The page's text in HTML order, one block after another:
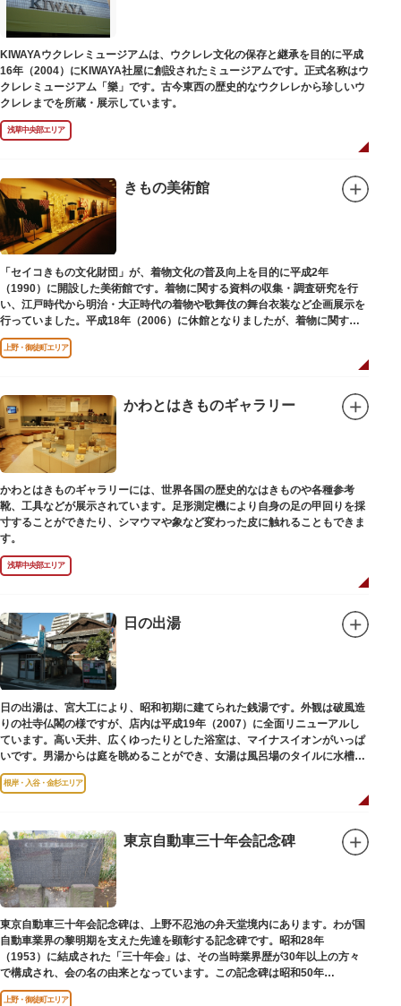
【Twitter】https://twitter.com/onoterupr
KIWAYAウクレレミュージアムは、ウクレレ文化の保存と継承を目的に平成
16年（2004）にKIWAYA社屋に創設されたミュージアムです。正式名称はウ
クレレミュージアム「樂」です。古今東西の歴史的なウクレレから珍しいウ
クレレまでを所蔵・展示しています。
浅草中央部エリア
きもの美術館
「セイコきもの文化財団」が、着物文化の普及向上を目的に平成2年
（1990）に開設した美術館です。着物に関する資料の収集・調査研究を行
い、江戸時代から明治・大正時代の着物や歌舞伎の舞台衣装など企画展示を
行っていました。平成18年（2006）に休館となりましたが、着物に関する
調査研究等は引き続き本財団で行っています。
平成18年（2006）に休館
上野・御徒町エリア
かわとはきものギャラリー
かわとはきものギャラリーには、世界各国の歴史的なはきものや各種参考
靴、工具などが展示されています。足形測定機により自身の足の甲回りを採
寸することができたり、シマウマや象など変わった皮に触れることもできま
す。
浅草中央部エリア
日の出湯
日の出湯は、宮大工により、昭和初期に建てられた銭湯です。外観は破風造
りの社寺仏閣の様ですが、店内は平成19年（2007）に全面リニューアルし
ています。高い天井、広くゆったりとした浴室は、マイナスイオンがいっぱ
いです。男湯からは庭を眺めることができ、女湯は風呂場のタイルに水槽が
はめ込まれ、可愛い金魚が泳いでいます。
根岸・入谷・金杉エリア
東京自動車三十年会記念碑
東京自動車三十年会記念碑は、上野不忍池の弁天堂境内にあります。わが国
自動車業界の黎明期を支えた先達を顕彰する記念碑です。昭和28年
（1953）に結成された「三十年会」は、その当時業界歴が30年以上の方々
で構成され、会の名の由来となっています。この記念碑は昭和50年
（1975）に同会が建立しました。
上野・御徒町エリア